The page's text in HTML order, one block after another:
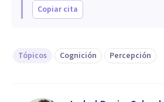
Copiar cita
Tópicos Cognición Percepción